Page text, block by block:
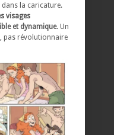
la caricature.
visages
et dynamique. Un
pas révolutionnaire